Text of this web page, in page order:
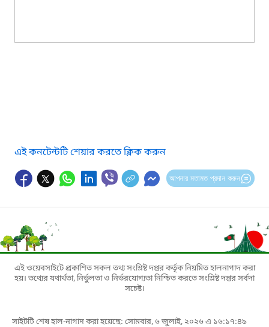
এই কনটেন্টটি শেয়ার করতে ক্লিক করুন
আপনার মতামত প্রদান করুন
এই ওয়েবসাইটে প্রকাশিত সকল তথ্য সংশ্লিষ্ট দপ্তর কর্তৃক নিয়মিত হালনাগাদ করা
হয়। তথ্যের যথার্থতা, নির্ভুলতা ও নির্ভরযোগ্যতা নিশ্চিত করতে সংশ্লিষ্ট দপ্তর সর্বদা
সচেষ্ট।
সাইটটি শেষ হাল-নাগাদ করা হয়েছে: সোমবার, ৬ জুলাই, ২০২৬ এ ১৬:১৭:৪৯